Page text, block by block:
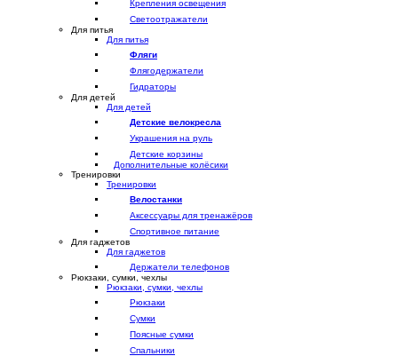
Крепления освещения
Светоотражатели
Для питья
Для питья
Фляги
Флягодержатели
Гидраторы
Для детей
Для детей
Детские велокресла
Украшения на руль
Детские корзины
Дополнительные колёсики
Тренировки
Тренировки
Велостанки
Аксессуары для тренажёров
Спортивное питание
Для гаджетов
Для гаджетов
Держатели телефонов
Рюкзаки, сумки, чехлы
Рюкзаки, сумки, чехлы
Рюкзаки
Сумки
Поясные сумки
Спальники